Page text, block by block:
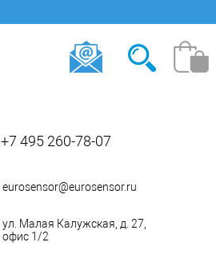
+7 495 260-78-07
eurosensor@eurosensor.ru
ул. Малая Калужская, д. 27,
офис 1/2